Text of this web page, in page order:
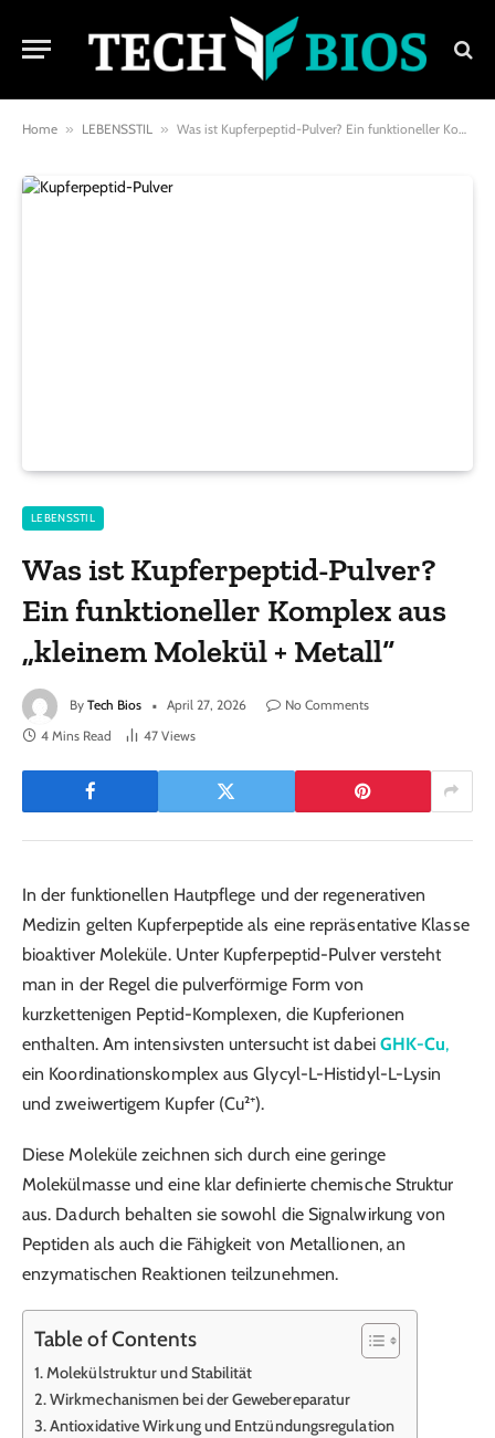
Home » LEBENSSTIL » Was ist Kupferpeptid-Pulver? Ein funktioneller Komplex aus „kleinem Molekül + Metall“
LEBENSSTIL
Was ist Kupferpeptid-Pulver?
Ein funktioneller Komplex aus
„kleinem Molekül + Metall“
By Tech Bios April 27, 2026
No Comments
4 Mins Read
47 Views
In der funktionellen Hautpflege und der regenerativen
Medizin gelten Kupferpeptide als eine repräsentative Klasse
bioaktiver Moleküle. Unter Kupferpeptid-Pulver versteht
man in der Regel die pulverförmige Form von
kurzkettenigen Peptid-Komplexen, die Kupferionen
enthalten. Am intensivsten untersucht ist dabei GHK-Cu,
ein Koordinationskomplex aus Glycyl-L-Histidyl-L-Lysin
und zweiwertigem Kupfer (Cu²⁺).
Diese Moleküle zeichnen sich durch eine geringe
Molekülmasse und eine klar definierte chemische Struktur
aus. Dadurch behalten sie sowohl die Signalwirkung von
Peptiden als auch die Fähigkeit von Metallionen, an
enzymatischen Reaktionen teilzunehmen.
Table of Contents
Molekülstruktur und Stabilität
Wirkmechanismen bei der Gewebereparatur
Antioxidative Wirkung und Entzündungsregulation